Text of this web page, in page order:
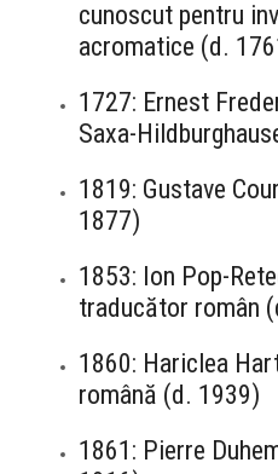
cunoscut pentru
acromatice (d.
1727: Ernest
Saxa-
1819: Gustave
1877)
1853: Ion Pop-
traducător român
1860: Hariclea
română (d. 1939)
1861: Pierre